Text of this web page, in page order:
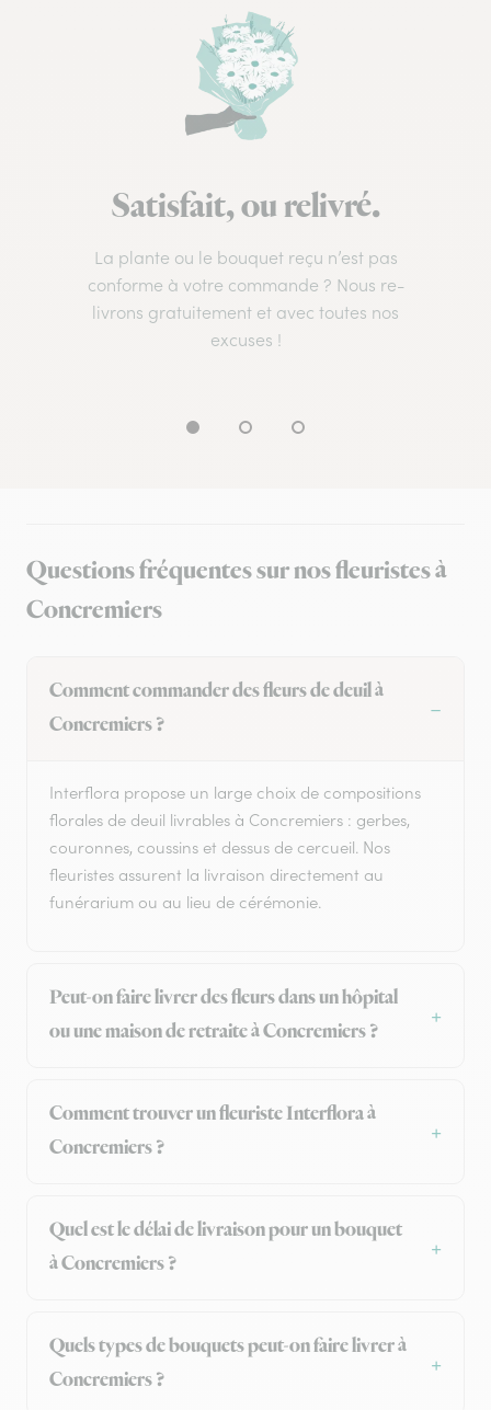
Satisfait, ou relivré.
La plante ou le bouquet reçu n’est pas
conforme à votre commande ? Nous re-
livrons gratuitement et avec toutes nos
excuses !
Questions fréquentes sur nos fleuristes à
Concremiers
Comment commander des fleurs de deuil à
Concremiers ?
Interflora propose un large choix de compositions
florales de deuil livrables à Concremiers : gerbes,
couronnes, coussins et dessus de cercueil. Nos
fleuristes assurent la livraison directement au
funérarium ou au lieu de cérémonie.
Peut-on faire livrer des fleurs dans un hôpital
ou une maison de retraite à Concremiers ?
Comment trouver un fleuriste Interflora à
Concremiers ?
Quel est le délai de livraison pour un bouquet
à Concremiers ?
Quels types de bouquets peut-on faire livrer à
Concremiers ?